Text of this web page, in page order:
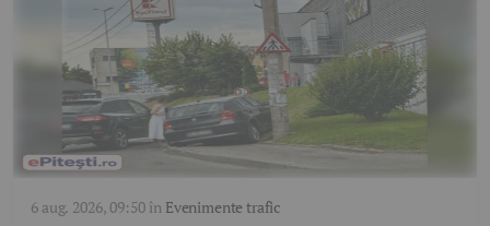
6 aug. 2026, 09:50în Evenimente trafic